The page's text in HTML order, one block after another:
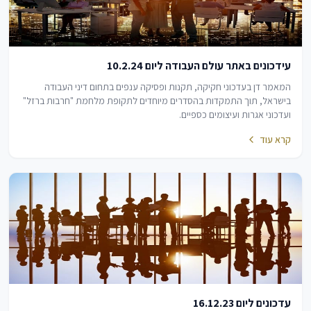
עידכונים באתר עולם העבודה ליום 10.2.24
המאמר דן בעדכוני חקיקה, תקנות ופסיקה ענפים בתחום דיני העבודה
בישראל, תוך התמקדות בהסדרים מיוחדים לתקופת מלחמת "חרבות ברזל"
ועדכוני אגרות ועיצומים כספיים.
קרא עוד
עדכונים ליום 16.12.23